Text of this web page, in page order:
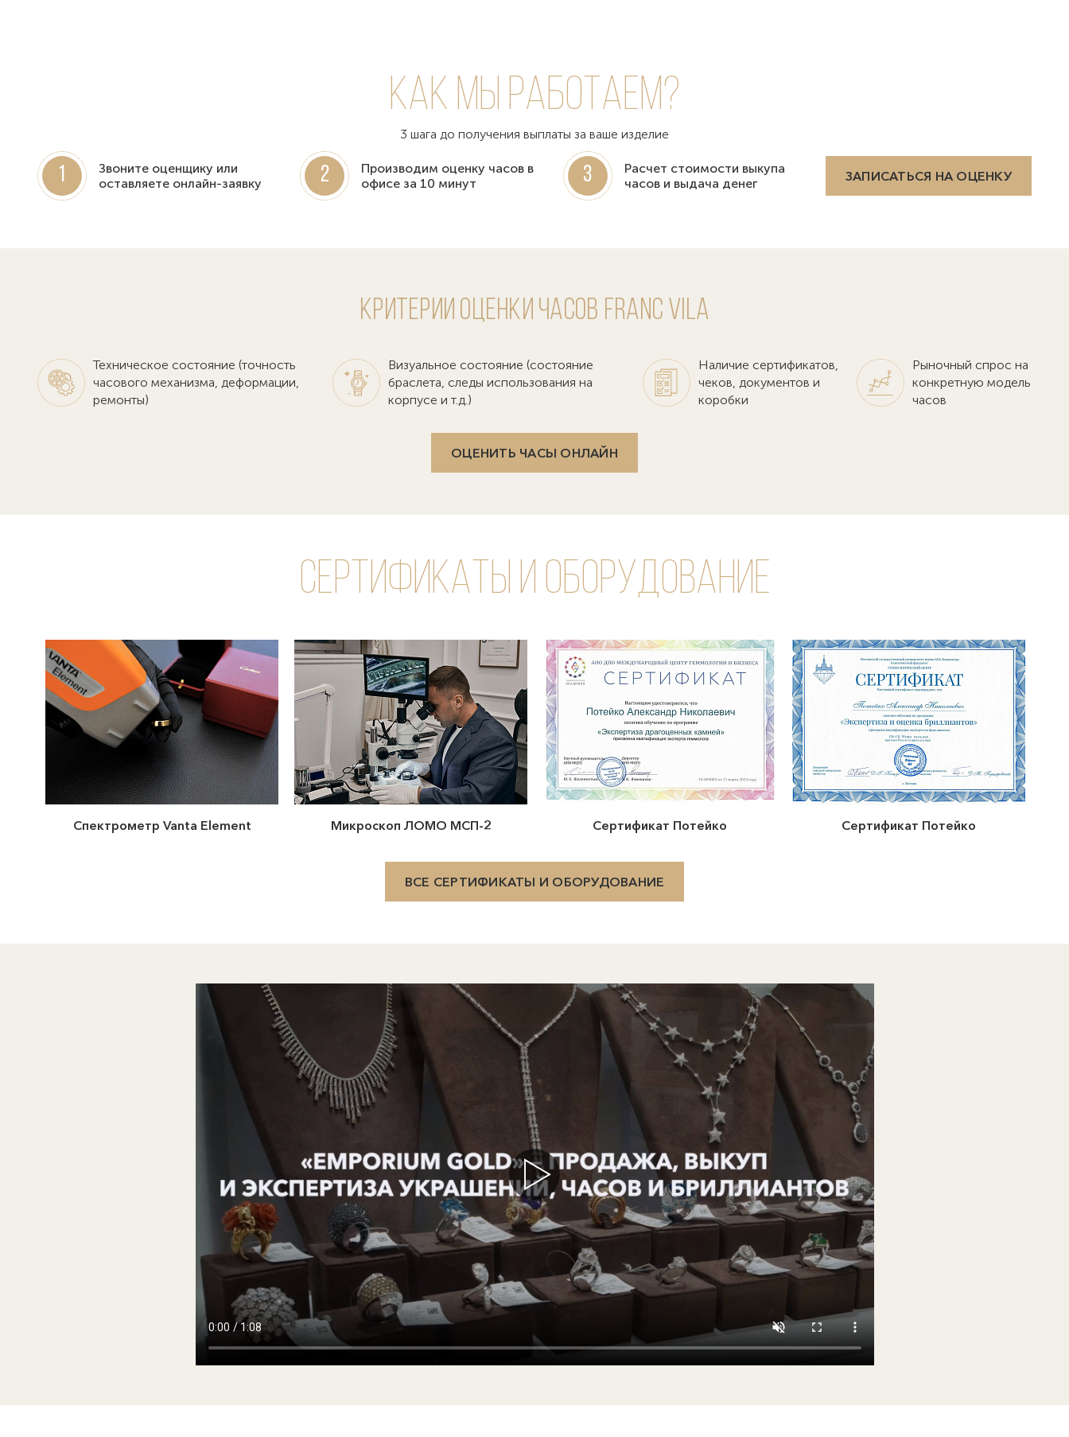
Как мы работаем?
3 шага до получения выплаты за ваше изделие
1
Звоните оценщику или
оставляете онлайн-заявку
2
Производим оценку часов в
офисе за 10 минут
3
Расчет стоимости выкупа
часов и выдача денег
ЗАПИСАТЬСЯ НА ОЦЕНКУ
Критерии оценки часов Franc Vila
Техническое состояние (точность
часового механизма, деформации,
ремонты)
Визуальное состояние (состояние
браслета, следы использования на
корпусе и т.д.)
Наличие сертификатов,
чеков, документов и
коробки
Рыночный спрос на
конкретную модель
часов
ОЦЕНИТЬ ЧАСЫ ОНЛАЙН
Сертификаты и оборудование
Спектрометр Vanta Element Микроскоп ЛОМО МСП-2 Сертификат Потейко Сертификат Потейко
ВСЕ СЕРТИФИКАТЫ И ОБОРУДОВАНИЕ